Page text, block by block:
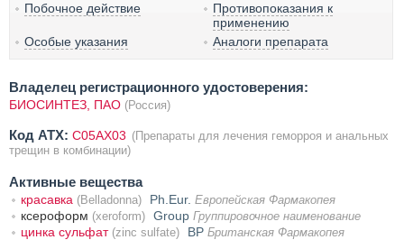
Побочное действие
Противопоказания к
применению
Особые указания
Аналоги препарата
Владелец регистрационного удостоверения:
БИОСИНТЕЗ, ПАО (Россия)
Код ATX: C05AX03 (Препараты для лечения геморроя и анальных
трещин в комбинации)
Активные вещества
красавка (Belladonna) Ph.Eur. Европейская Фармакопея
ксероформ (xeroform) Group Группировочное наименование
цинка сульфат (zinc sulfate) BP Британская Фармакопея